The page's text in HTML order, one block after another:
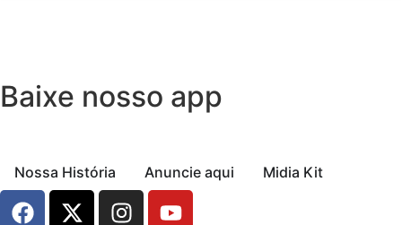
Baixe nosso app
Nossa História Anuncie aqui Midia Kit